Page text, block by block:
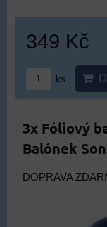
349 Kč
ks
3x Fóliový
Balónek
DOPRAVA